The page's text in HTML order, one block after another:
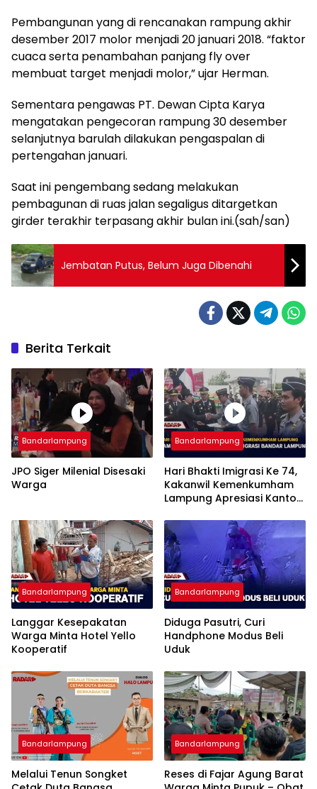
Pembangunan yang di rencanakan rampung akhir
desember 2017 molor menjadi 20 januari 2018. “faktor
cuaca serta penambahan panjang fly over
membuat target menjadi molor,” ujar Herman.
Sementara pengawas PT. Dewan Cipta Karya
mengatakan pengecoran rampung 30 desember
selanjutnya barulah dilakukan pengaspalan di
pertengahan januari.
Saat ini pengembang sedang melakukan
pembagunan di ruas jalan segaligus ditargetkan
girder terakhir terpasang akhir bulan ini.(sah/san)
Jembatan Putus, Belum Juga Dibenahi
Berita Terkait
Bandarlampung
JPO Siger Milenial Disesaki
Warga
Bandarlampung
Hari Bhakti Imigrasi Ke 74,
Kakanwil Kemenkumham
Lampung Apresiasi Kantor
Bandarlampung
Langgar Kesepakatan
Warga Minta Hotel Yello
Kooperatif
Bandarlampung
Diduga Pasutri, Curi
Handphone Modus Beli
Uduk
Bandarlampung
Melalui Tenun Songket
Bandarlampung
Reses di Fajar Agung Barat